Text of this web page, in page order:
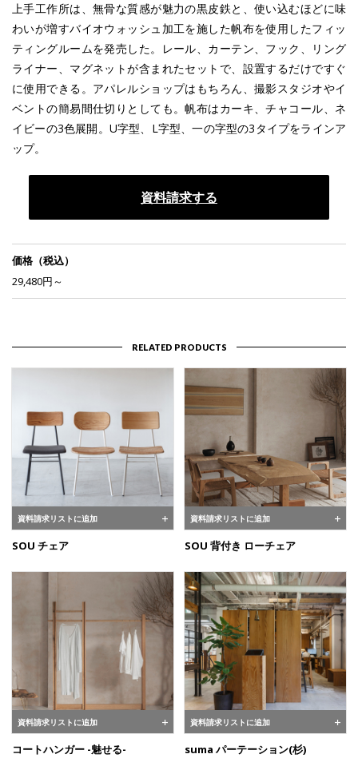
上手工作所は、無骨な質感が魅力の黒皮鉄と、使い込むほどに味
わいが増すバイオウォッシュ加工を施した帆布を使用したフィッ
ティングルームを発売した。レール、カーテン、フック、リング
ライナー、マグネットが含まれたセットで、設置するだけですぐ
に使用できる。アパレルショップはもちろん、撮影スタジオやイ
ベントの簡易間仕切りとしても。帆布はカーキ、チャコール、ネ
イビーの3色展開。U字型、L字型、一の字型の3タイプをラインア
ップ。
資料請求する
価格（税込）
29,480円～
RELATED PRODUCTS
資料請求リストに追加
SOU チェア
資料請求リストに追加
SOU 背付き ローチェア
資料請求リストに追加
コートハンガー -魅せる-
資料請求リストに追加
suma パーテーション(杉)